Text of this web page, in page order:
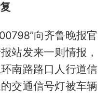
向齐鲁晚报官
站发来一则情报，
南路路口人行道信
交通信号灯被车辆